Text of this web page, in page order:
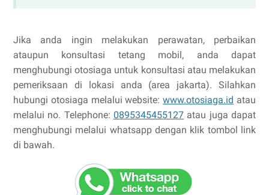
Jika anda ingin melakukan perawatan, perbaikan
ataupun konsultasi tetang mobil, anda dapat
menghubungi otosiaga untuk konsultasi atau melakukan
pemeriksaan di lokasi anda (area jakarta). Silahkan
hubungi otosiaga melalui website:www.otosiaga.id atau
melalui no. Telephone: 0895345455127 atau juga dapat
menghubungi melalui whatsapp dengan klik tombol link
di bawah.